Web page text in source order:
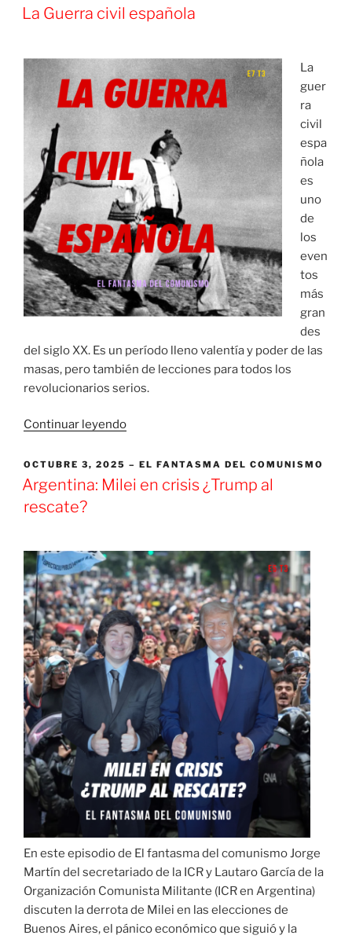
en
La Guerra civil española
La
guer
ra
civil
espa
ñola
es
uno
de
los
even
tos
más
gran
des
del siglo XX. Es un período lleno valentía y poder de las
masas, pero también de lecciones para todos los
revolucionarios serios.
Continuar leyendo«La
civil
española»
PUBLICADO
EL
OCTUBRE 3, 2025 EL FANTASMA DEL COMUNISMO
Argentina: Milei en crisis ¿Trump al
rescate?
En este episodio de El fantasma del comunismo Jorge
Martín del secretariado de la ICR y Lautaro García de la
Organización Comunista Militante (ICR en Argentina)
discuten la derrota de Milei en las elecciones de
Buenos Aires, el pánico económico que siguió y la